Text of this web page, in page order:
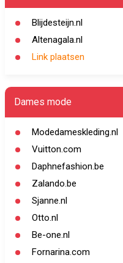
Blijdesteijn.nl
Altenagala.nl
Link plaatsen
Dames mode
Modedameskleding.nl
Vuitton.com
Daphnefashion.be
Zalando.be
Sjanne.nl
Otto.nl
Be-one.nl
Fornarina.com